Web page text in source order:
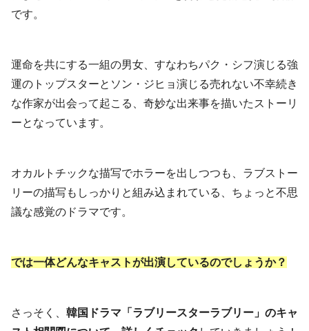
です。
運命を共にする一組の男女、すなわちパク・シフ演じる強
運のトップスターとソン・ジヒョ演じる売れない不幸続き
な作家が出会って起こる、奇妙な出来事を描いたストーリ
ーとなっています。
オカルトチックな描写でホラーを出しつつも、ラブストー
リーの描写もしっかりと組み込まれている、ちょっと不思
議な感覚のドラマです。
では一体どんなキャストが出演しているのでしょうか？
さっそく、 韓国ドラマ「ラブリースターラブリー」のキャ